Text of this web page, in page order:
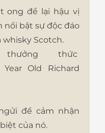
ong để lại hậu vị
nổi bật sự độc đáo
whisky Scotch.
thức
Old Richard
để cảm nhận
của nó.